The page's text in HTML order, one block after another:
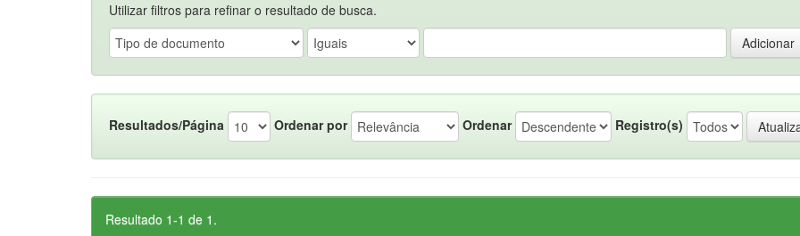
Utilizar filtros para refinar o resultado de busca.
Resultados/Página Ordenar por Ordenar Registro(s)
Resultado 1-1 de 1.